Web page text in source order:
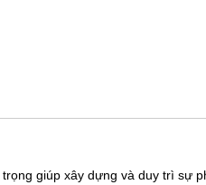
giúp xây dựng và duy trì sự